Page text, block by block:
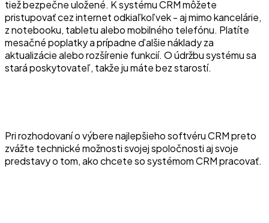
tiež bezpečne uložené. K systému CRM môžete
pristupovať cez internet odkiaľkoľvek - aj mimo kancelárie,
z notebooku, tabletu alebo mobilného telefónu. Platíte
mesačné poplatky a prípadne ďalšie náklady za
aktualizácie alebo rozšírenie funkcií. O údržbu systému sa
stará poskytovateľ, takže ju máte bez starostí.
Pri rozhodovaní o výbere najlepšieho softvéru CRM preto
zvážte technické možnosti svojej spoločnosti aj svoje
predstavy o tom, ako chcete so systémom CRM pracovať.